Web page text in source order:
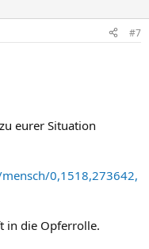
#7
eurer Situation
0,1518,273642,
in die Opferrolle.